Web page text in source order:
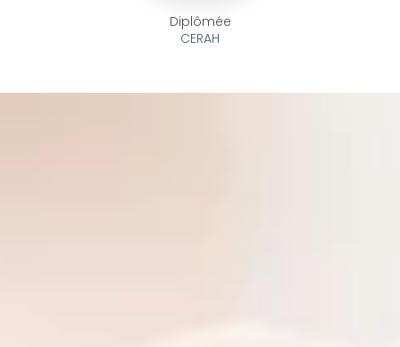
Diplômée
CERAH